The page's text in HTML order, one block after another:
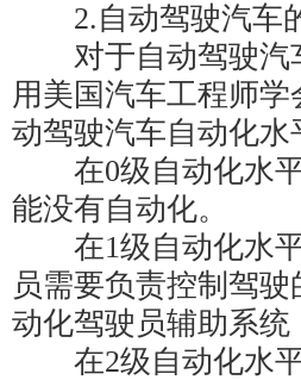
2.自动驾驶汽车
对于自动驾驶汽
用美国汽车工程师学
动驾驶汽车自动化
在0级自动化水平
能没有自动化。
在1级自动化水平
员需要负责控制驾
动化驾驶员辅助系
在2级自动化水平